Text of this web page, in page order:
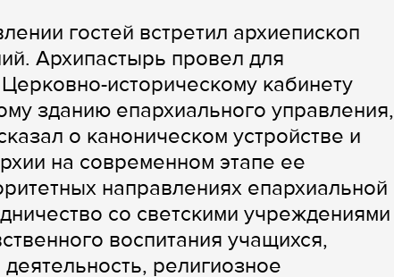
гостей встретил архиепископ
Архипастырь провел для
историческому кабинету
зданию епархиального управления,
о каноническом устройстве и
на современном этапе ее
направлениях епархиальной
со светскими учреждениями
воспитания учащихся,
религиозное